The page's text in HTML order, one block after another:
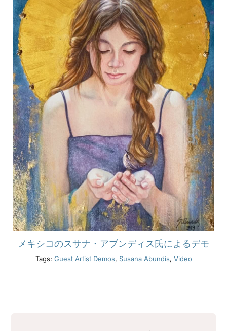
メキシコのスサナ・アブンディス氏によるデモ
Tags: Guest Artist Demos, Susana Abundis, Video